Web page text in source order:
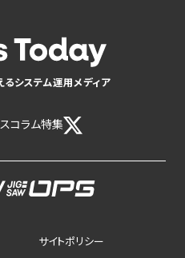
るシステム運用メディア
コラム特集
サイトポリシー